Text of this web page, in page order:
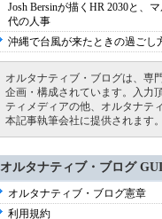
Josh Bersinが描くHR 2030と、
代の人事
沖縄で台風が来たときの過ごし
オルタナティブ・ブログは、専
企画・構成されています。入力
ティメディアの他、オルタナテ
本記事執筆会社に提供されます。
オルタナティブ・ブログ
オルタナティブ・ブログ憲章
利用規約